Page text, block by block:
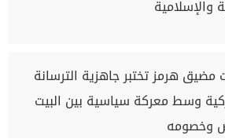
والإسلامية
مضيق هرمز تختبر جاهزية الترسانة
وسط معركة سياسية بين البيت
وخصومه